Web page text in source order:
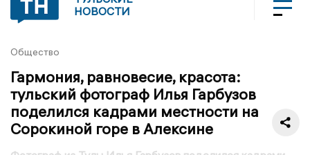
НОВОСТИ
Общество
Гармония, равновесие, красота:
тульский фотограф Илья Гарбузов
поделился кадрами местности на
Сорокиной горе в Алексине